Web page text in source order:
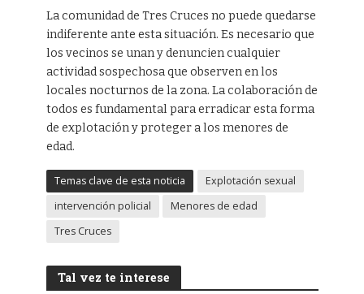
La comunidad de Tres Cruces no puede quedarse
indiferente ante esta situación. Es necesario que
los vecinos se unan y denuncien cualquier
actividad sospechosa que observen en los
locales nocturnos de la zona. La colaboración de
todos es fundamental para erradicar esta forma
de explotación y proteger a los menores de
edad.
Temas clave de esta noticia
Explotación sexual
intervención policial
Menores de edad
Tres Cruces
Tal vez te interese